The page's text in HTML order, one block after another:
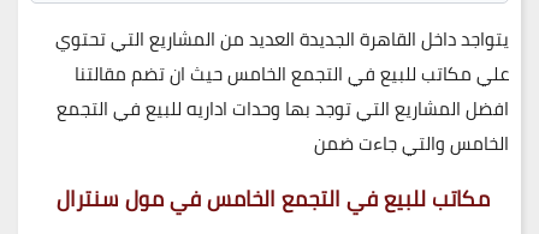
يتواجد داخل القاهرة الجديدة العديد من المشاريع التي تحتوي
علي مكاتب للبيع في التجمع الخامس حيث ان تضم مقالتنا
افضل المشاريع التي توجد بها وحدات اداريه للبيع في التجمع
الخامس والتي جاءت ضمن
مكاتب للبيع في التجمع الخامس في مول سنترال